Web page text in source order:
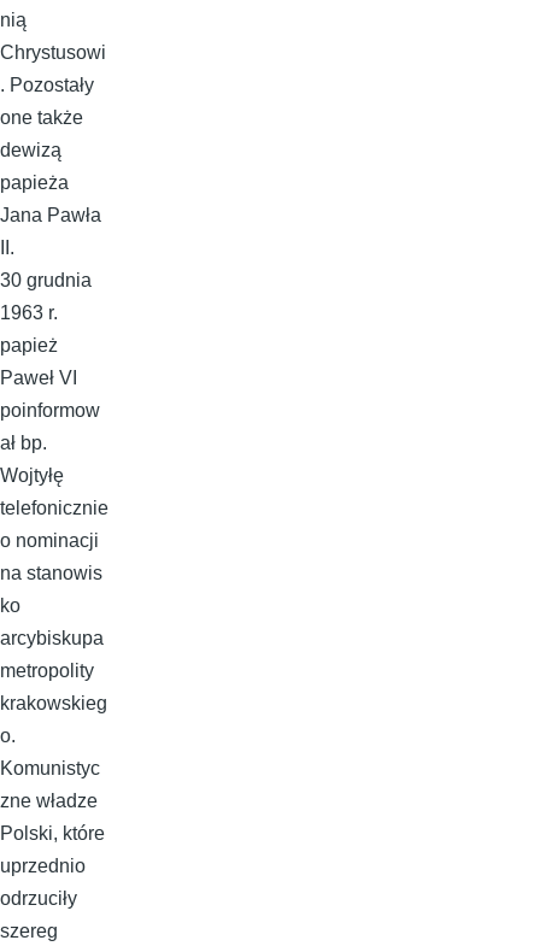
nią
Chrystusowi
. Pozostały
one także
dewizą
papieża
Jana Pawła
II.
30 grudnia
1963 r.
papież
Paweł VI
poinformow
ał bp.
Wojtyłę
telefonicznie
o nominacji
na stanowis
ko
arcybiskupa
metropolity
krakowskieg
o.
Komunistyc
zne władze
Polski, które
uprzednio
odrzuciły
szereg